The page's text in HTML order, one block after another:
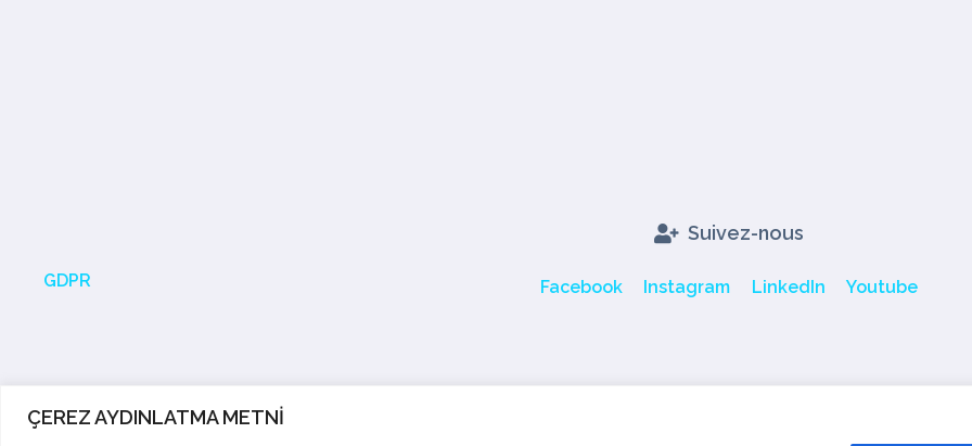
ÇEREZ AYDINLATMA METNİ
GDPR
Suivez-nous
Facebook Instagram LinkedIn Youtube